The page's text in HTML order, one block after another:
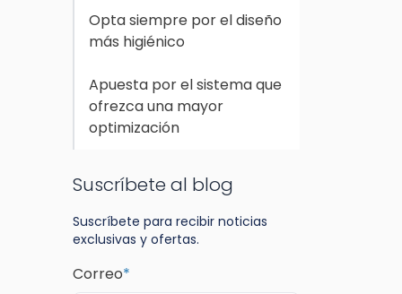
Opta siempre por el diseño
más higiénico
Apuesta por el sistema que
ofrezca una mayor
optimización
Suscríbete al blog
Suscríbete para recibir noticias
exclusivas y ofertas.
Correo*